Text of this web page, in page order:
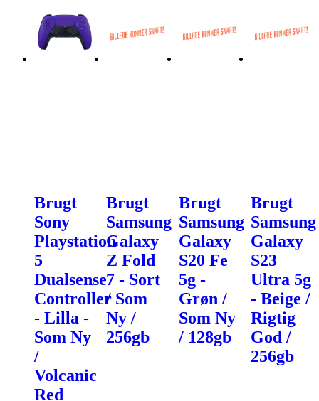
Brugt
Sony
Playstation
5
Dualsense
Controller
- Lilla -
Som Ny
/
Volcanic
Red
Brugt
Samsung
Galaxy
Z Fold
7 - Sort
/ Som
Ny /
256gb
Brugt
Samsung
Galaxy
S20 Fe
5g -
Grøn /
Som Ny
/ 128gb
Brugt
Samsung
Galaxy
S23
Ultra 5g
- Beige /
Rigtig
God /
256gb